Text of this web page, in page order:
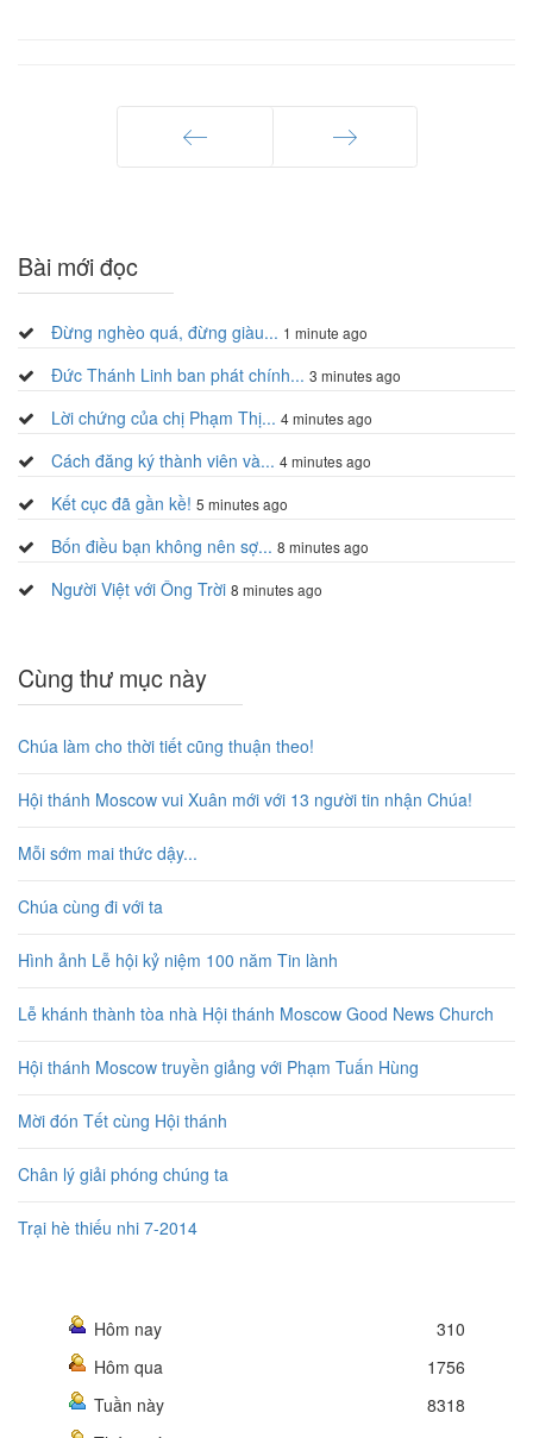
Bài mới đọc
Đừng nghèo quá, đừng giàu... 1 minute ago
Đức Thánh Linh ban phát chính... 3 minutes ago
Lời chứng của chị Phạm Thị... 4 minutes ago
Cách đăng ký thành viên và... 4 minutes ago
Kết cục đã gần kề! 5 minutes ago
Bốn điều bạn không nên sợ... 8 minutes ago
Người Việt với Ông Trời 8 minutes ago
Cùng thư mục này
Chúa làm cho thời tiết cũng thuận theo!
Hội thánh Moscow vui Xuân mới với 13 người tin nhận Chúa!
Mỗi sớm mai thức dậy...
Chúa cùng đi với ta
Hình ảnh Lễ hội kỷ niệm 100 năm Tin lành
Lễ khánh thành tòa nhà Hội thánh Moscow Good News Church
Hội thánh Moscow truyền giảng với Phạm Tuấn Hùng
Mời đón Tết cùng Hội thánh
Chân lý giải phóng chúng ta
Trại hè thiếu nhi 7-2014
Hôm nay
310
Hôm qua
1756
Tuần này
8318